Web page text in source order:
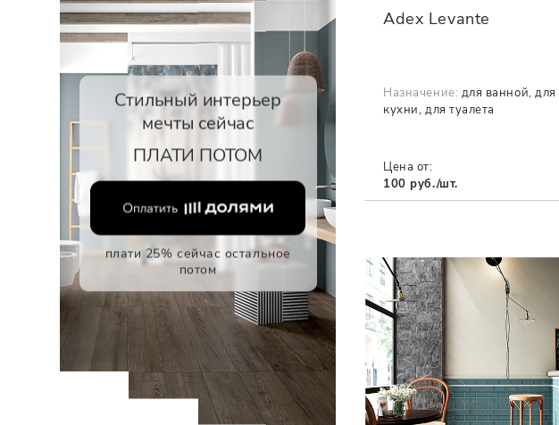
Стильный интерьер
мечты сейчас
ПЛАТИ ПОТОМ
плати 25% сейчас остальное
потом
Adex Levante
Назначение: для ванной, для
кухни, для туалета
Цена от:
100 руб./шт.